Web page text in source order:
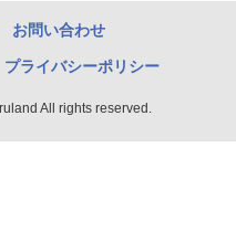
お問い合わせ
プライバシーポリシー
All rights reserved.